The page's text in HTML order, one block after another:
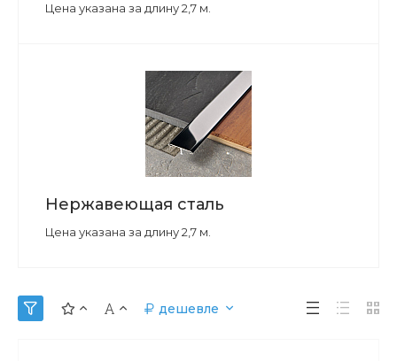
Цена указана за длину 2,7 м.
Нержавеющая сталь
Цена указана за длину 2,7 м.
дешевле